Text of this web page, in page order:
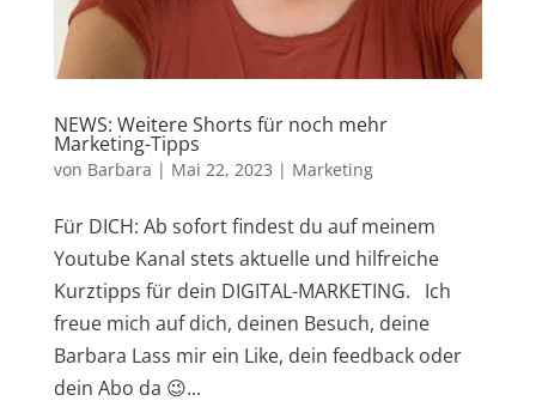
NEWS: Weitere Shorts für noch mehr
Marketing-Tipps
von Barbara | Mai 22, 2023 | Marketing
Für DICH: Ab sofort findest du auf meinem
Youtube Kanal stets aktuelle und hilfreiche
Kurztipps für dein DIGITAL-MARKETING. Ich
freue mich auf dich, deinen Besuch, deine
Barbara Lass mir ein Like, dein feedback oder
dein Abo da 😉...